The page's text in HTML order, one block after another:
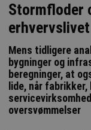
Stormfloder
Mens tidligere
bygninger og
beregninger, at
lide, når
oversvømmelser